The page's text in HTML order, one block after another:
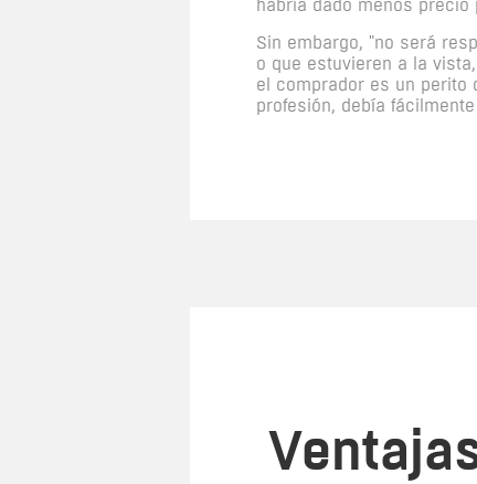
habría dado menos precio
Sin embargo, "no será
o que estuvieren a la
el comprador es un perito
profesión, debía